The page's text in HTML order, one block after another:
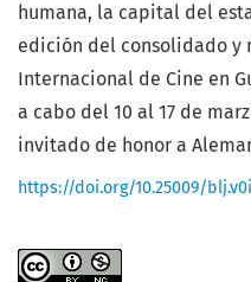
humana, la capital del
edición del consolidado y
Internacional de Cine en
a cabo del 10 al 17 de
invitado de honor a
https://doi.org/10.25009/